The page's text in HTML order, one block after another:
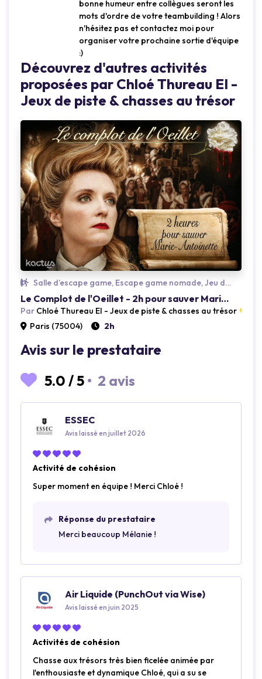
bonne humeur entre collègues seront les
mots d'ordre de votre teambuilding ! Alors
n'hésitez pas et contactez moi pour
organiser votre prochaine sortie d'équipe
:)
Découvrez d'autres activités
proposées par Chloé Thureau EI -
Jeux de piste & chasses au trésor
Loading...
Salle d’escape game, Escape game nomade, Jeu de piste
Le Complot de l'Oeillet - 2h pour sauver Marie-Antoinette
Par Chloé Thureau EI - Jeux de piste & chasses au trésor
Paris (75004)
2h
Avis sur le prestataire
5.0 /5 • 2 avis
ESSEC
Avis laissé en juillet 2026
Activité de cohésion
Super moment en équipe ! Merci Chloé !
Réponse du prestataire
Merci beaucoup Mélanie !
Air Liquide (PunchOut via Wise)
Avis laissé en juin 2025
Activités de cohésion
Chasse aux trésors très bien ficelée animée par
l'enthousiaste et dynamique Chloé, qui a su se